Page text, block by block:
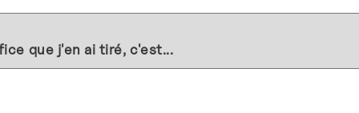
que j'en ai tiré, c'est...